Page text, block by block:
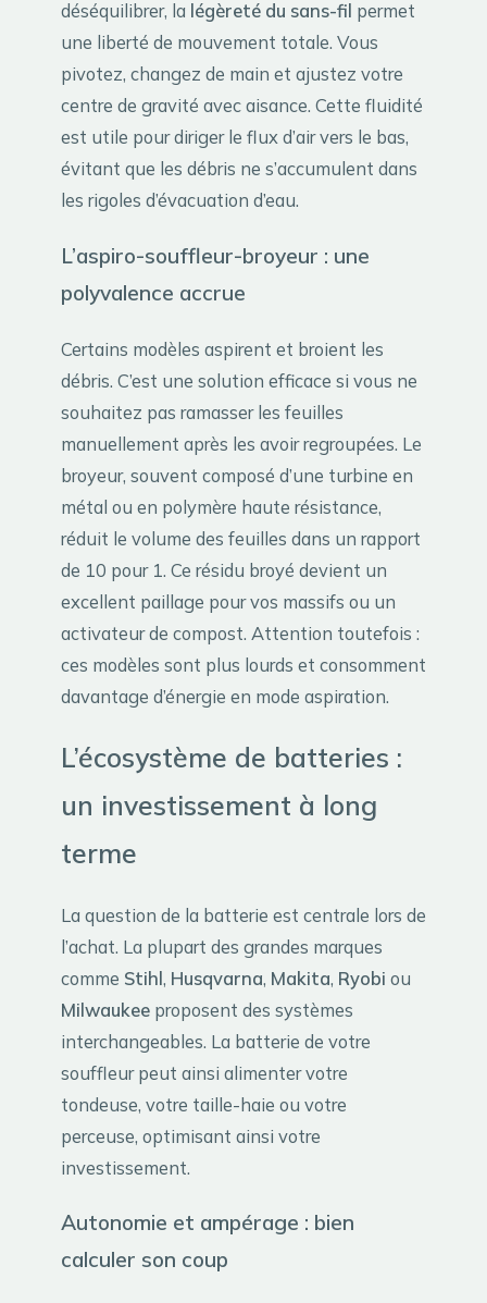
déséquilibrer, la légèreté du sans-fil permet
une liberté de mouvement totale. Vous
pivotez, changez de main et ajustez votre
centre de gravité avec aisance. Cette fluidité
est utile pour diriger le flux d’air vers le bas,
évitant que les débris ne s’accumulent dans
les rigoles d’évacuation d’eau.
L’aspiro-souffleur-broyeur : une
polyvalence accrue
Certains modèles aspirent et broient les
débris. C’est une solution efficace si vous ne
souhaitez pas ramasser les feuilles
manuellement après les avoir regroupées. Le
broyeur, souvent composé d’une turbine en
métal ou en polymère haute résistance,
réduit le volume des feuilles dans un rapport
de 10 pour 1. Ce résidu broyé devient un
excellent paillage pour vos massifs ou un
activateur de compost. Attention toutefois :
ces modèles sont plus lourds et consomment
davantage d’énergie en mode aspiration.
L’écosystème de batteries :
un investissement à long
terme
La question de la batterie est centrale lors de
l’achat. La plupart des grandes marques
comme Stihl, Husqvarna, Makita, Ryobi ou
Milwaukee proposent des systèmes
interchangeables. La batterie de votre
souffleur peut ainsi alimenter votre
tondeuse, votre taille-haie ou votre
perceuse, optimisant ainsi votre
investissement.
Autonomie et ampérage : bien
calculer son coup